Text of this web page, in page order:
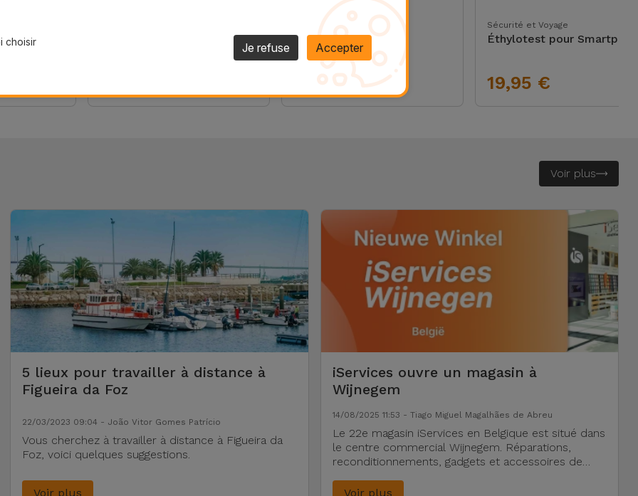
Dur
Nouveautés
Enceinte Bluetooth
SoundPulse
34,95 €
Sécurité et Voyage
Éthylotest pour
19,95 €
Voir plus
5 lieux pour travailler à distance à
Figueira da Foz
22/03/2023 09:04 - João Vitor Gomes Patrício
Vous cherchez à travailler à distance à Figueira da
Foz, voici quelques suggestions.
Voir plus
iServices ouvre un magasin à
Wijnegem
14/08/2025 11:53 - Tiago Miguel Magalhães de Abreu
Le 22e magasin iServices en Belgique est situé dans
le centre commercial Wijnegem. Réparations,
reconditionnements, gadgets et accessoires de
Voir plus
choisir Je refuse Accepter